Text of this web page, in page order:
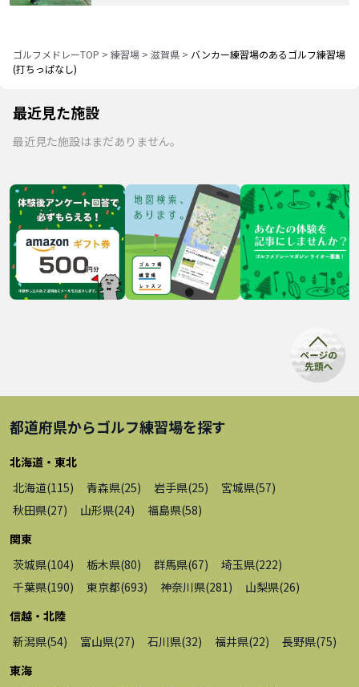
ゴルフメドレーTOP > 練習場 > 滋賀県 > バンカー練習場のあるゴルフ練習場
(打ちっぱなし)
最近見た施設
最近見た施設はまだありません。
都道府県からゴルフ練習場を探す
北海道・東北
北海道(115) 青森県(25) 岩手県(25) 宮城県(57)
秋田県(27) 山形県(24) 福島県(58)
関東
茨城県(104) 栃木県(80) 群馬県(67) 埼玉県(222)
千葉県(190) 東京都(693) 神奈川県(281) 山梨県(26)
信越・北陸
新潟県(54) 富山県(27) 石川県(32) 福井県(22) 長野県(75)
東海